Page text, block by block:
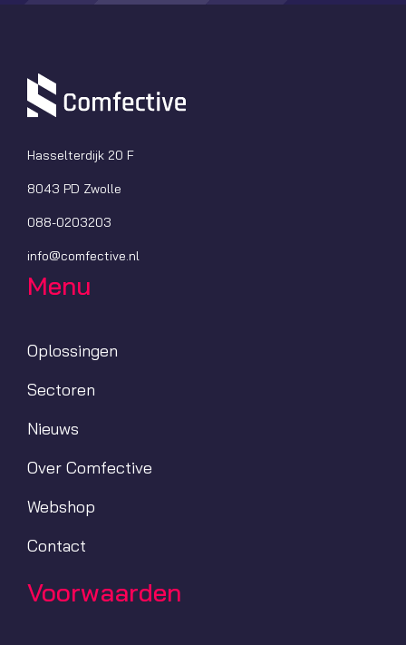
Hasselterdijk 20 F
8043 PD Zwolle
088-0203203
info@comfective.nl
Menu
Oplossingen
Sectoren
Nieuws
Over Comfective
Webshop
Contact
Voorwaarden